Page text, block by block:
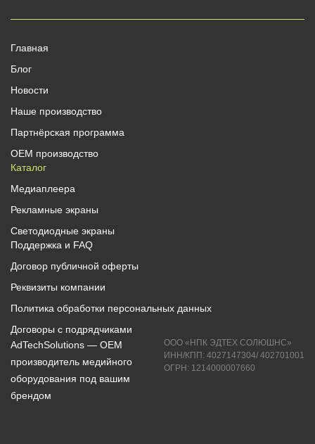
AdTechSolutions — ОЕМ
производитель медийного
оборудования под вашим
брендом
ООО «НПК ЭДТЕХ СОЛЮШНС»
ИНН/КПП: 4027147304/ 402701001
ОГРН: 1214000007660
Главная
Блог
Новости
Наше производство
Партнёрская программа
OEM производство
Каталог
Медиаплеера
Рекламные экраны
Светодиодные экраны
Поддержка и FAQ
Договор публичной оферты
Реквизиты компании
Политика обработки персональных данных
Договоры с подрядчиками